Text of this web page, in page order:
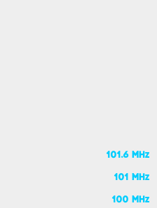
101.6 MHz
101 MHz
100 MHz